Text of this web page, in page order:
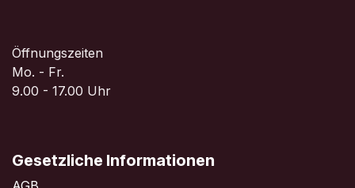
Öffnungszeiten
Mo. - Fr.
9.00 - 17.00 Uhr
Gesetzliche Informationen